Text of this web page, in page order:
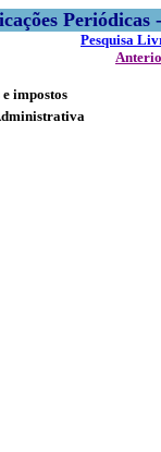
Pesquisa
impostos